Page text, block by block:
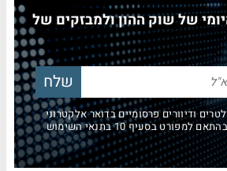
של שוק ההון ולמבזקים של
ודיוורים פרסומיים בדואר אלקטרוני
בסעיף 10 בתנאי השימוש